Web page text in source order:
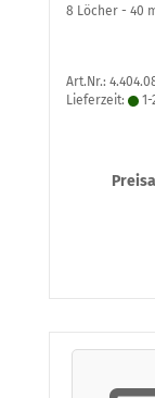
8 Löcher - 40
Art.Nr.:
Lieferzeit: